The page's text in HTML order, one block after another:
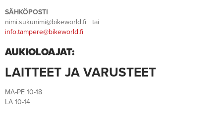
SÄHKÖPOSTI
nimi.sukunimi@bikeworld.fi
tai
info.tampere@bikeworld.fi
AUKIOLOAJAT:
LAITTEET JA VARUSTEET
MA-PE 10-18
LA 10-14